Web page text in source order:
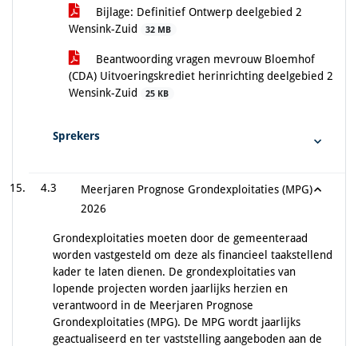
Bijlage: Definitief Ontwerp deelgebied 2
Wensink-Zuid
32 MB
Beantwoording vragen mevrouw Bloemhof
(CDA) Uitvoeringskrediet herinrichting deelgebied 2
Wensink-Zuid
25 KB
Sprekers
4.3
Meerjaren Prognose Grondexploitaties (MPG)
2026
Grondexploitaties moeten door de gemeenteraad
worden vastgesteld om deze als financieel taakstellend
kader te laten dienen. De grondexploitaties van
lopende projecten worden jaarlijks herzien en
verantwoord in de Meerjaren Prognose
Grondexploitaties (MPG). De MPG wordt jaarlijks
geactualiseerd en ter vaststelling aangeboden aan de